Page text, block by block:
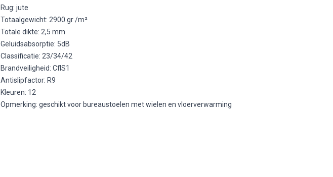
Rug: jute
Totaalgewicht: 2900 gr /m²
Totale dikte: 2,5 mm
Geluidsabsorptie: 5dB
Classificatie: 23/34/42
Brandveiligheid: CflS1
Antislipfactor: R9
Kleuren: 12
Opmerking: geschikt voor bureaustoelen met wielen en vloerverwarming